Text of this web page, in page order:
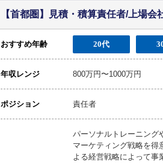
【首都圏】見積・積算責任者/上場会
おすすめ年齢 20代
年収レンジ 800万円〜1000万円
ポジション 責任者
パーソナルトレーニング
マーケティング戦略を得
よる経営戦略によって事